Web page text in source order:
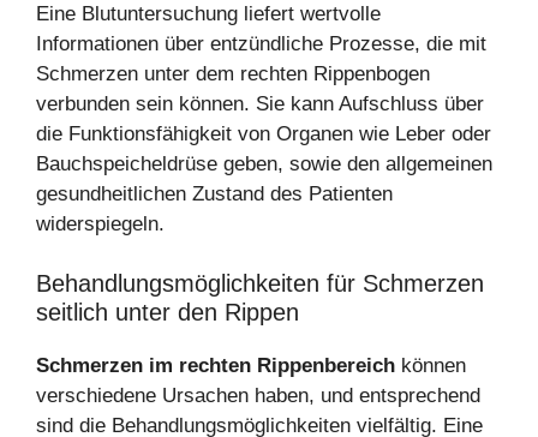
Eine Blutuntersuchung liefert wertvolle
Informationen über entzündliche Prozesse, die mit
Schmerzen unter dem rechten Rippenbogen
verbunden sein können. Sie kann Aufschluss über
die Funktionsfähigkeit von Organen wie Leber oder
Bauchspeicheldrüse geben, sowie den allgemeinen
gesundheitlichen Zustand des Patienten
widerspiegeln.
Behandlungsmöglichkeiten für Schmerzen
seitlich unter den Rippen
Schmerzen im rechten Rippenbereich können
verschiedene Ursachen haben, und entsprechend
sind die Behandlungsmöglichkeiten vielfältig. Eine